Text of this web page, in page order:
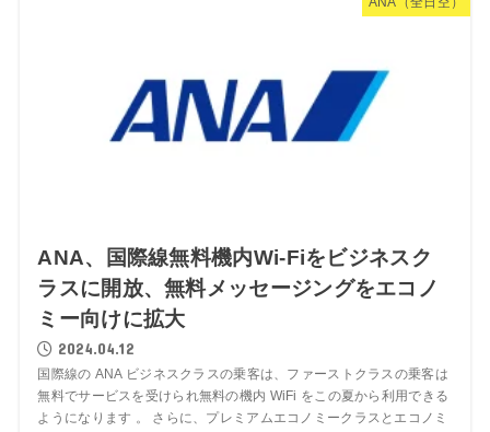
ANA、国際線無料機内Wi-Fiをビジネスク
ラスに開放、無料メッセージングをエコノ
ミー向けに拡大
2024.04.12
国際線の ANA ビジネスクラスの乗客は、ファーストクラスの乗客は
無料でサービスを受けられ無料の機内 WiFi をこの夏から利用できる
ようになります 。 さらに、プレミアムエコノミークラスとエコノミ